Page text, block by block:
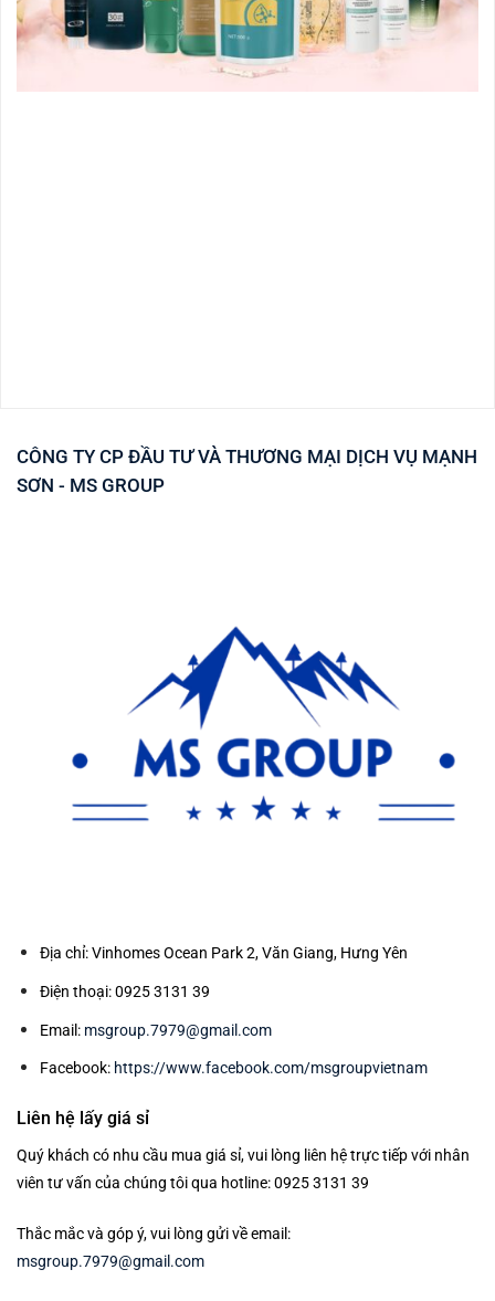
CÔNG TY CP ĐẦU TƯ VÀ THƯƠNG MẠI DỊCH VỤ MẠNH
SƠN - MS GROUP
Địa chỉ: Vinhomes Ocean Park 2, Văn Giang, Hưng Yên
Điện thoại: 0925 3131 39
Email: msgroup.7979@gmail.com
Facebook: https://www.facebook.com/msgroupvietnam
Liên hệ lấy giá sỉ
Quý khách có nhu cầu mua giá sỉ, vui lòng liên hệ trực tiếp với nhân
viên tư vấn của chúng tôi qua hotline: 0925 3131 39
Thắc mắc và góp ý, vui lòng gửi về email:
msgroup.7979@gmail.com